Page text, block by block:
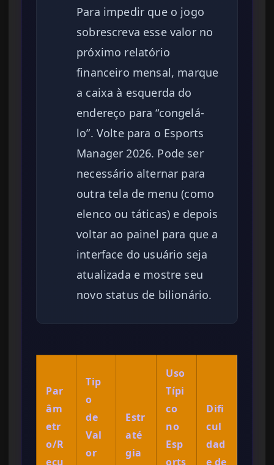
Para impedir que o jogo
sobrescreva esse valor no
próximo relatório
financeiro mensal, marque
a caixa à esquerda do
endereço para “congelá-
lo”. Volte para o Esports
Manager 2026. Pode ser
necessário alternar para
outra tela de menu (como
elenco ou táticas) e depois
voltar ao painel para que a
interface do usuário seja
atualizada e mostre seu
novo status de bilionário.
Par
âm
etr
o/R
ecu
Tip
o
de
Val
or
Estr
até
gia
Uso
Típi
co
no
Esp
orts
Difi
cul
dad
e de